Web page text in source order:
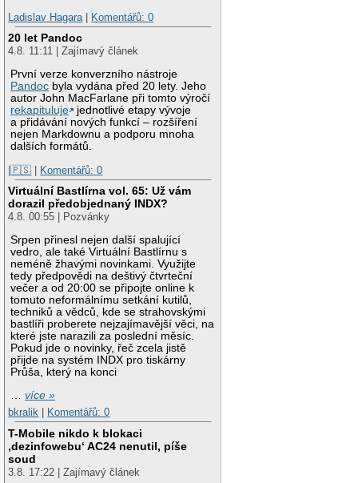
Ladislav Hagara | Komentářů: 0
20 let Pandoc
4.8. 11:11 | Zajímavý článek
První verze konverzního nástroje
Pandoc byla vydána před 20 lety. Jeho
autor John MacFarlane při tomto výročí
rekapituluje
jednotlivé etapy vývoje
a přidávání nových funkcí – rozšíření
nejen Markdownu a podporu mnoha
dalších formátů.
|🇵🇸 | Komentářů: 0
Virtuální Bastlírna vol. 65: Už vám
dorazil předobjednaný INDX?
4.8. 00:55 | Pozvánky
Srpen přinesl nejen další spalující
vedro, ale také Virtuální Bastlírnu s
neméně žhavými novinkami. Využijte
tedy předpovědi na deštivý čtvrteční
večer a od 20:00 se připojte online k
tomuto neformálnímu setkání kutilů,
techniků a vědců, kde se strahovskými
bastlíři proberete nejzajímavější věci, na
které jste narazili za poslední měsíc.
Pokud jde o novinky, řeč zcela jistě
přijde na systém INDX pro tiskárny
Průša, který na konci
…více »
bkralik
Komentářů: 0
T-Mobile nikdo k blokaci
‚dezinfowebu‘ AC24 nenutil, píše
soud
3.8. 17:22 | Zajímavý článek